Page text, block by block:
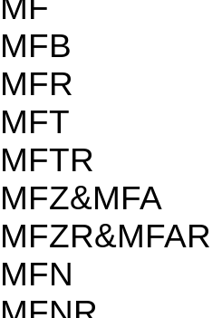
MF
MFB
MFR
MFT
MFTR
MFZ&MFA
MFZR&MFAR
MFN